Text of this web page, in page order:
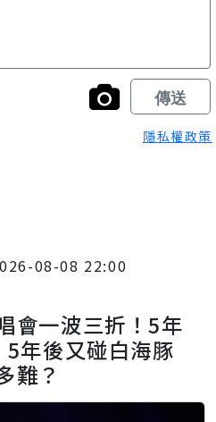
隱私權政策
08-08 22:00
會一波三折！5年
年後又碰白海豚
難？